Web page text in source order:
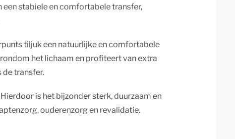
stabiele en comfortabele transfer,
tiljuk een natuurlijke en comfortabele
het lichaam en profiteert van extra
de transfer.
is het bijzonder sterk, duurzaam en
ouderenzorg en revalidatie.